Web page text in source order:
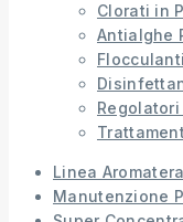
Clorati in
Antialghe
Regolatori
Linea
Manutenzione